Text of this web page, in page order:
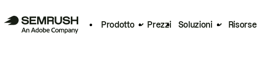
Prodotto Prezzi Soluzioni Risorse